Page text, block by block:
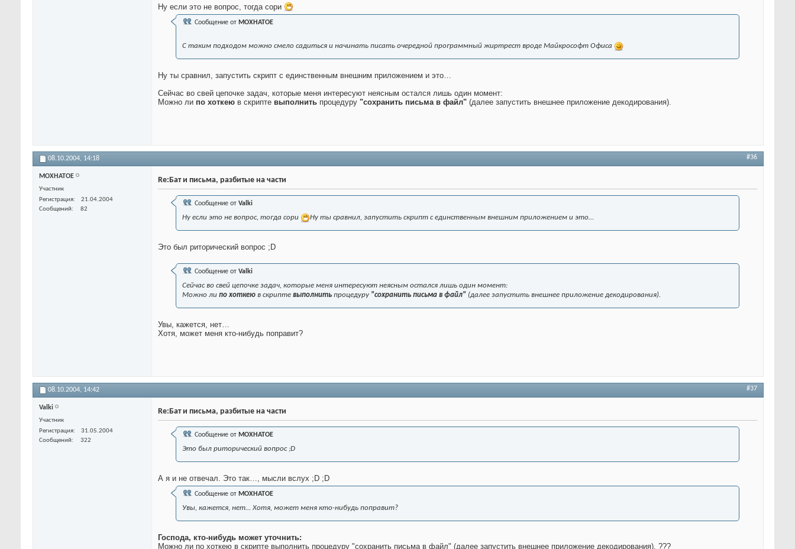
Ну если это не вопрос, тогда сори
Сообщение от MOXHATOE
С таким подходом можно смело садиться и начинать писать очередной программный жиртрест вроде Майкрософт Офиса
Ну ты сравнил, запустить скрипт с единственным внешним приложением и это…
Сейчас во свей цепочке задач, которые меня интересуют неясным остался лишь один момент:
Можно ли по хоткею в скрипте выполнить процедуру "сохранить письма в файл" (далее запустить внешнее приложение декодирования).
08.10.2004, 14:18 #36
MOXHATOE
Участник
Регистрация
21.04.2004
Сообщений
82
Re:Бат и письма, разбитые на части
Сообщение от Valki
Ну если это не вопрос, тогда сори Ну ты сравнил, запустить скрипт с единственным внешним приложением и это…
Это был риторический вопрос ;D
Сообщение от Valki
Сейчас во свей цепочке задач, которые меня интересуют неясным остался лишь один момент:
Можно ли по хоткею в скрипте выполнить процедуру "сохранить письма в файл" (далее запустить внешнее приложение декодирования).
Увы, кажется, нет…
Хотя, может меня кто-нибудь поправит?
08.10.2004, 14:42 #37
Valki
Участник
Регистрация
31.05.2004
Сообщений
322
Re:Бат и письма, разбитые на части
Сообщение от MOXHATOE
Это был риторический вопрос ;D
А я и не отвечал. Это так…, мысли вслух ;D ;D
Сообщение от MOXHATOE
Увы, кажется, нет… Хотя, может меня кто-нибудь поправит?
Господа, кто-нибудь может уточнить:
Можно ли по хоткею в скрипте выполнить процедуру "сохранить письма в файл" (далее запустить внешнее приложение декодирования). ???